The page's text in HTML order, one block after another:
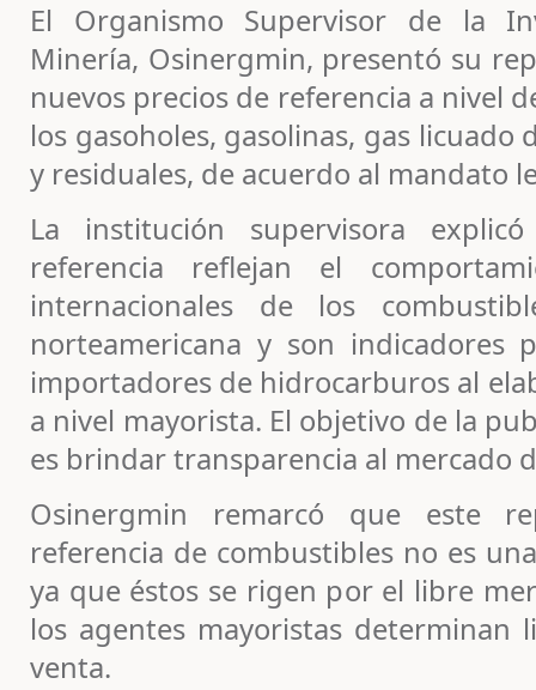
El Organismo Supervisor de la
Minería, Osinergmin, presentó su
nuevos precios de referencia a nivel
los gasoholes, gasolinas, gas licuado
y residuales, de acuerdo al mandato
La institución supervisora
referencia reflejan el
internacionales de los
norteamericana y son indicadores
importadores de hidrocarburos al
a nivel mayorista. El objetivo de la
es brindar transparencia al mercado
Osinergmin remarcó que este
referencia de combustibles no es
ya que éstos se rigen por el libre
los agentes mayoristas determinan
venta.